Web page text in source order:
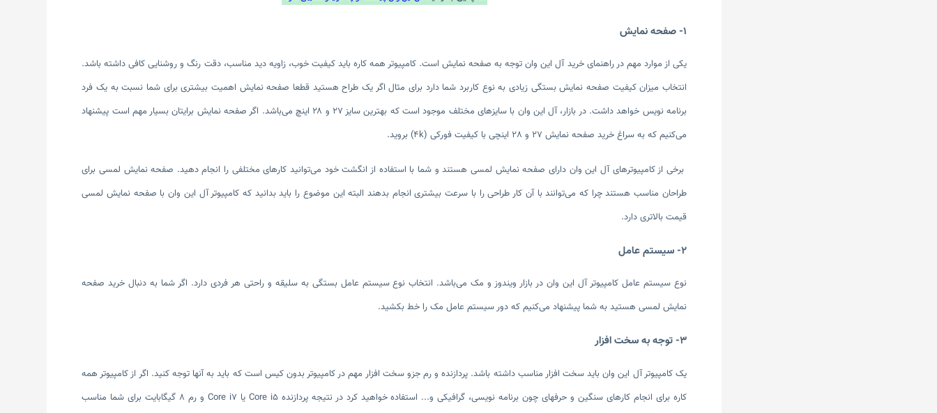
1- صفحه نمایش
یکی از موارد مهم در راهنمای خرید آل این وان توجه به صفحه نمایش است. کامپیوتر همه کاره باید کیفیت خوب، زاویه دید مناسب، دقت رنگ و روشنایی کافی داشته باشد.
انتخاب میزان کیفیت صفحه نمایش بستگی زیادی به نوع کاربرد شما دارد برای مثال اگر یک طراح هستید قطعا صفحه نمایش اهمیت بیشتری برای شما نسبت به یک فرد
برنامه نویس خواهد داشت. در بازار، آل این وان با سایزهای مختلف موجود است که بهترین سایز ۲۷ و ۲۸ اینچ می‌باشد. اگر صفحه نمایش برایتان بسیار مهم است پیشنهاد
می‌کنیم که به سراغ خرید صفحه نمایش 27 و 28 اینچی با کیفیت فورکی (4k) بروید.
برخی از کامپیوترهای آل این وان دارای صفحه نمایش لمسی هستند و شما با استفاده از انگشت خود می‌توانید کارهای مختلفی را انجام دهید. صفحه نمایش لمسی برای
طراحان مناسب هستند چرا که می‌توانند با آن کار طراحی را با سرعت بیشتری انجام بدهند البته این موضوع را باید بدانید که کامپیوتر آل این وان با صفحه نمایش لمسی
قیمت بالاتری دارد.
2- سیستم عامل
نوع سیستم عامل کامپیوتر آل این وان در بازار ویندوز و مک می‌باشد. انتخاب نوع سیستم عامل بستگی به سلیقه و راحتی هر فردی دارد. اگر شما به دنبال خرید صفحه
نمایش لمسی هستید به شما پیشنهاد می‌کنیم که دور سیستم عامل مک را خط بکشید.
3- توجه به سخت افزار
یک کامپیوتر آل این وان باید سخت افزار مناسب داشته باشد. پردازنده و رم جزو سخت افزار مهم در کامپیوتر بدون کیس است که باید به آنها توجه کنید. اگر از کامپیوتر همه
کاره برای انجام کارهای سنگین و حرفه‎ای چون برنامه نویسی، گرافیکی و... استفاده خواهید کرد در نتیجه پردازنده Core i5 یا Core i7 و رم 8 گیگابایت برای شما مناسب